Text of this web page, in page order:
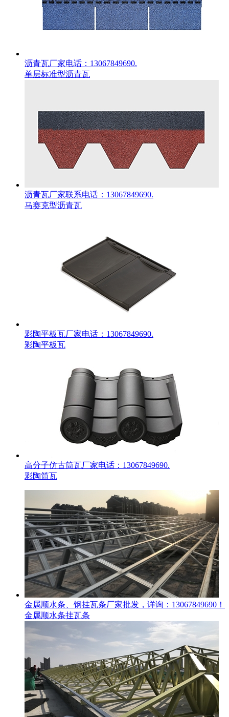
沥青瓦厂家电话：13067849690.
单层标准型沥青瓦
沥青瓦厂家联系电话：13067849690.
马赛克型沥青瓦
彩陶平板瓦厂家电话：13067849690.
彩陶平板瓦
高分子仿古筒瓦厂家电话：13067849690.
彩陶筒瓦
金属顺水条、钢挂瓦条厂家批发，详询：13067849690！
金属顺水条挂瓦条